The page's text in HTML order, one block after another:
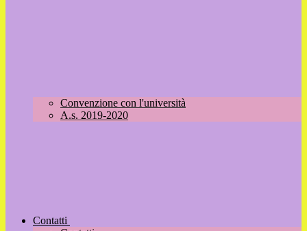
Convenzione con l'università
A.s. 2019-2020
Contatti